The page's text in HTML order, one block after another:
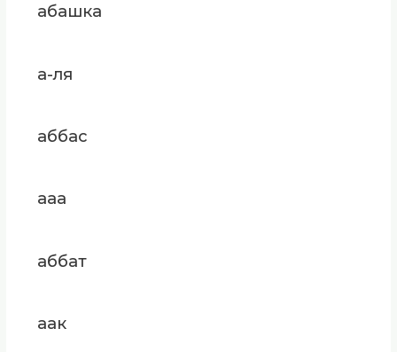
абашка
а-ля
аббас
ааа
аббат
аак